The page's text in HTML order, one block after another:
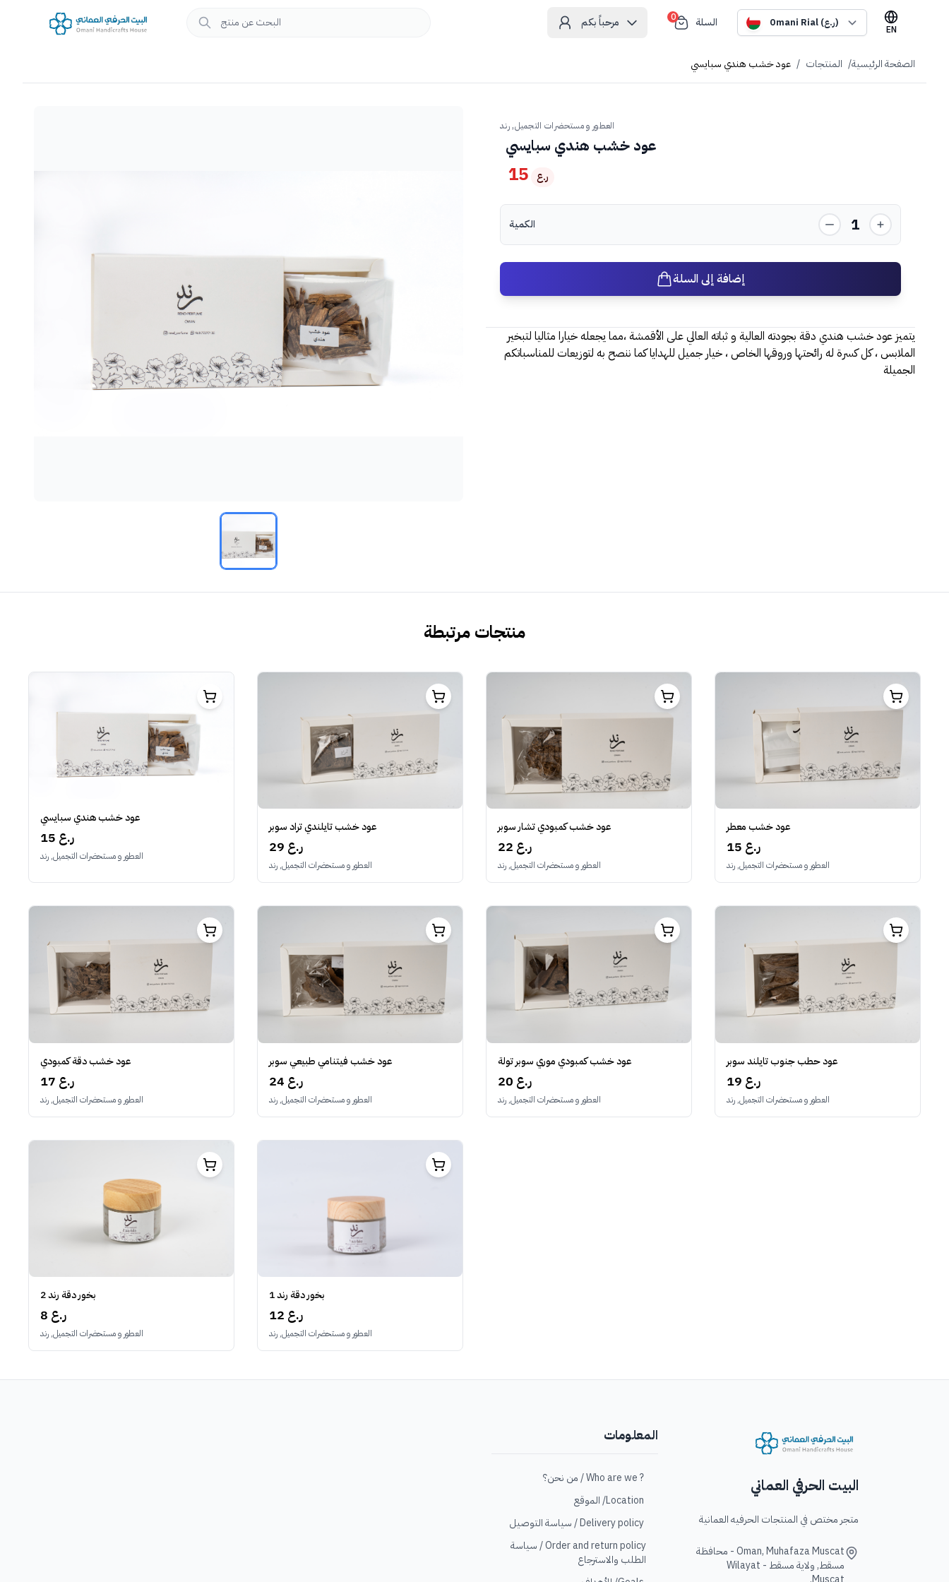
مرحباً بكم 0 السلة Omani Rial (ر.ع)
EN
الصفحة الرئيسية/ المنتجات / عود خشب هندي سبايسي
العطور و مستحضرات التجميل, رند
عود خشب هندي سبايسي
15 ر.ع
الكمية 1
إضافة إلى السلة
يتميز عود خشب هندي دقة بجودته العالية و ثباته العالي على الأقمشة ،مما يجعله خيارا مثاليا لتبخير
الملابس ، كل كسرة له رائحتها وروقها الخاص ، خيار جميل للهدايا كما ننصح به لتوزيعات للمناسباتكم
الجميلة
منتجات مرتبطة
عود خشب هندي سبايسي
15 ر.ع
العطور و مستحضرات التجميل, رند
عود خشب تايلندي تراد سوبر
29 ر.ع
العطور و مستحضرات التجميل, رند
عود خشب كمبودي تشار سوبر
22 ر.ع
العطور و مستحضرات التجميل, رند
عود خشب معطر
15 ر.ع
العطور و مستحضرات التجميل, رند
عود خشب دقة كمبودي
17 ر.ع
العطور و مستحضرات التجميل, رند
عود خشب فيتنامي طبيعي سوبر
24 ر.ع
العطور و مستحضرات التجميل, رند
عود خشب كمبودي موري سوبر تولة
20 ر.ع
العطور و مستحضرات التجميل, رند
عود حطب جنوب تايلند سوبر
19 ر.ع
العطور و مستحضرات التجميل, رند
بخور دقة رند 2
8 ر.ع
العطور و مستحضرات التجميل, رند
بخور دقة رند 1
12 ر.ع
العطور و مستحضرات التجميل, رند
البيت الحرفي العماني
متجر مختص في المنتجات الحرفيه العمانية
Oman, Muhafaza Muscat - محافظة
مسقط, ولاية مسقط - Wilayat
المعلومات
? Who are we / من نحن؟
Location/ الموقع
Delivery policy / سياسة التوصيل
Order and return policy / سياسة
الطلب والاسترجاع